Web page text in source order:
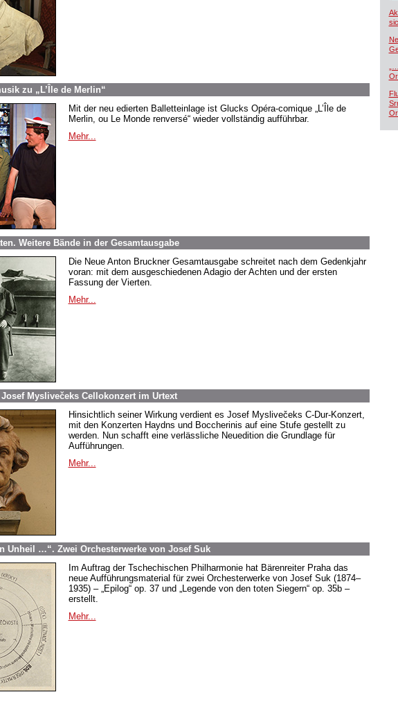
zu „L’Île de Merlin“
Mit der neu edierten Balletteinlage ist Glucks Opéra-comique „L’Île de
Merlin, ou Le Monde renversé“ wieder vollständig aufführbar.
Mehr...
Weitere Bände in der Gesamtausgabe
Die Neue Anton Bruckner Gesamtausgabe schreitet nach dem Gedenkjahr
voran: mit dem ausgeschiedenen Adagio der Achten und der ersten
Fassung der Vierten.
Mehr...
Myslivečeks Cellokonzert im Urtext
Hinsichtlich seiner Wirkung verdient es Josef Myslivečeks C-Dur-Konzert,
mit den Konzerten Haydns und Boccherinis auf eine Stufe gestellt zu
werden. Nun schafft eine verlässliche Neuedition die Grundlage für
Aufführungen.
Mehr...
Unheil …“. Zwei Orchesterwerke von Josef Suk
Im Auftrag der Tschechischen Philharmonie hat Bärenreiter Praha das
neue Aufführungsmaterial für zwei Orchesterwerke von Josef Suk (1874–
1935) – „Epilog“ op. 37 und „Legende von den toten Siegern“ op. 35b –
erstellt.
Mehr...